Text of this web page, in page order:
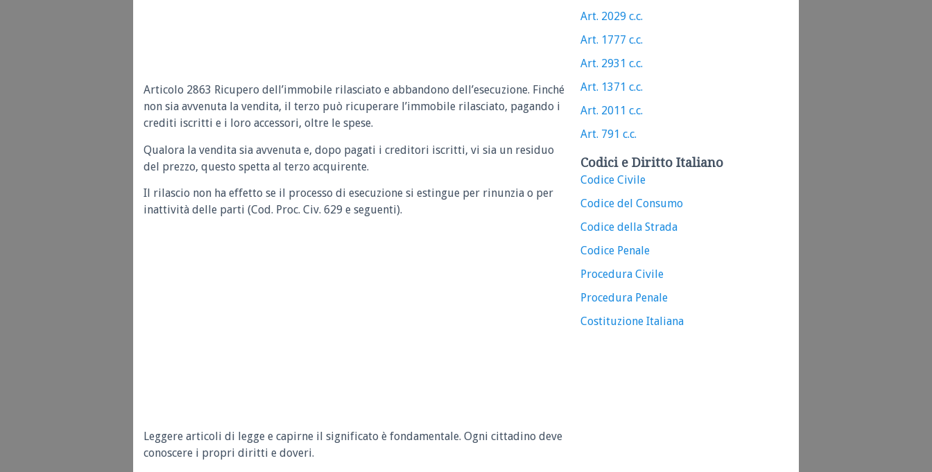
Articolo 2863 Ricupero dell’immobile rilasciato e abbandono dell’esecuzione. Finché
non sia avvenuta la vendita, il terzo può ricuperare l’immobile rilasciato, pagando i
crediti iscritti e i loro accessori, oltre le spese.
Qualora la vendita sia avvenuta e, dopo pagati i creditori iscritti, vi sia un residuo
del prezzo, questo spetta al terzo acquirente.
Il rilascio non ha effetto se il processo di esecuzione si estingue per rinunzia o per
inattività delle parti (Cod. Proc. Civ. 629 e seguenti).
Leggere articoli di legge e capirne il significato è fondamentale. Ogni cittadino deve
conoscere i propri diritti e doveri.
Art. 2029 c.c.
Art. 1777 c.c.
Art. 2931 c.c.
Art. 1371 c.c.
Art. 2011 c.c.
Art. 791 c.c.
Codici e Diritto Italiano
Codice Civile
Codice del Consumo
Codice della Strada
Codice Penale
Procedura Civile
Procedura Penale
Costituzione Italiana